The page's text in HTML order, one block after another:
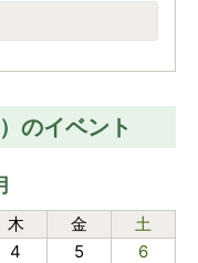
のイベント
木 金
土
4 5
6